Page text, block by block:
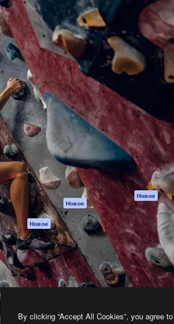
Продукция
Spaces
ИИ-помощник
Генератор
изображений ИИ
Генератор видео
ИИ
Генератор голоса
на основе ИИ
Стоковый контент
MCP для
Claude/ChatGPT
Новое
Агенты Новое
API
Мобильное
приложение
Все инструменты
Начать
Academy
Документация по
Пакету ИИ
Служба
поддержки
Условия и
положения
Политика
конфиденциальности
Оригиналы Новое
Политика файлов
cookie
Центр доверия
Партнеры
Предприятие
By clicking “Accept All Cookies”, you agree